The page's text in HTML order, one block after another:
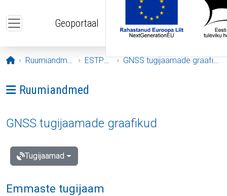
Geoportaal
Avaleht
Ruumiandmed ESTPOS GNSS tugijaamade graafikud
Ava menüü: Ruumiandmed
Ruumiandmed
GNSS tugijaamade graafikud
Tugijaamad
Emmaste tugijaam